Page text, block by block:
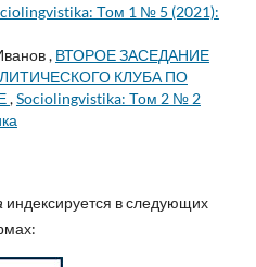
Том 1 № 5 (2021):
, ВТОРОЕ ЗАСЕДАНИЕ
КЛУБА ПО
,Sociolingvistika: Том 2 № 2
индексируется в следующих